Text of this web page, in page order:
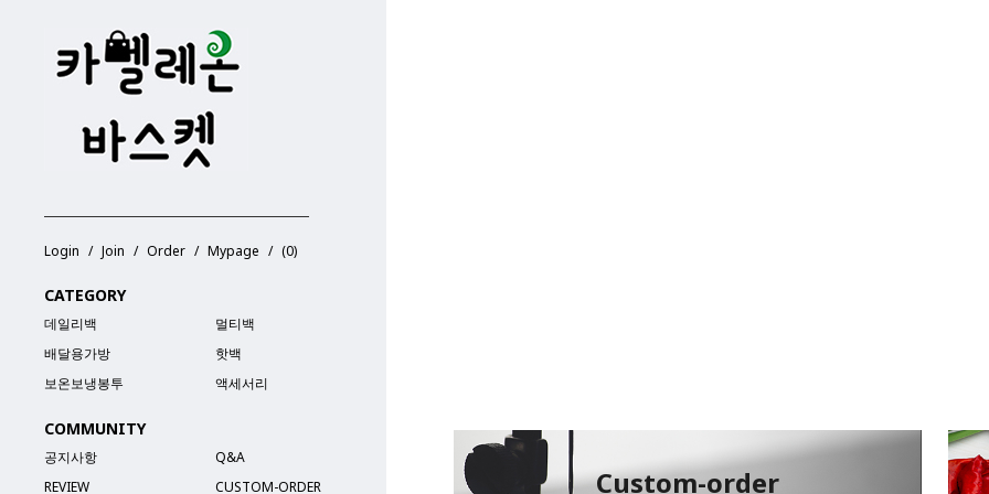
Login Join Order Mypage (0)
CATEGORY
데일리백
멀티백
배달용가방
핫백
보온보냉봉투
액세서리
COMMUNITY
공지사항
Q&A
REVIEW
CUSTOM-ORDER Custom-order